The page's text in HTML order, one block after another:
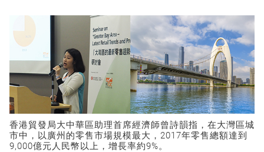
香港貿發局大中華區助理首席經濟師曾詩韻指，在大灣區城
市中，以廣州的零售市場規模最大，2017年零售總額達到
9,000億元人民幣以上，增長率約9%。